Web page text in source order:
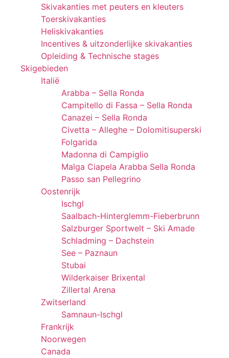
Skivakanties met peuters en kleuters
Toerskivakanties
Heliskivakanties
Incentives & uitzonderlijke skivakanties
Opleiding & Technische stages
Skigebieden
Italië
Arabba – Sella Ronda
Campitello di Fassa – Sella Ronda
Canazei – Sella Ronda
Civetta – Alleghe – Dolomitisuperski
Folgarida
Madonna di Campiglio
Malga Ciapela Arabba Sella Ronda
Passo san Pellegrino
Oostenrijk
Ischgl
Saalbach-Hinterglemm-Fieberbrunn
Salzburger Sportwelt – Ski Amade
Schladming – Dachstein
See – Paznaun
Stubai
Wilderkaiser Brixental
Zillertal Arena
Zwitserland
Samnaun-Ischgl
Frankrijk
Noorwegen
Canada